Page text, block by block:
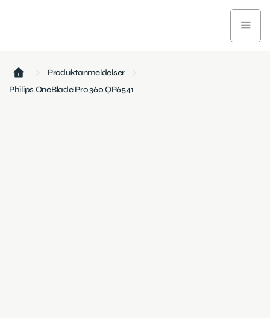
Produktanmeldelser
Philips OneBlade Pro 360 QP6541